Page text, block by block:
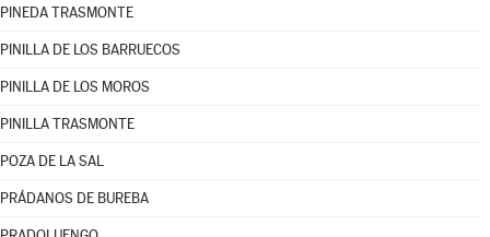
PINEDA TRASMONTE
PINILLA DE LOS BARRUECOS
PINILLA DE LOS MOROS
PINILLA TRASMONTE
POZA DE LA SAL
PRÁDANOS DE BUREBA